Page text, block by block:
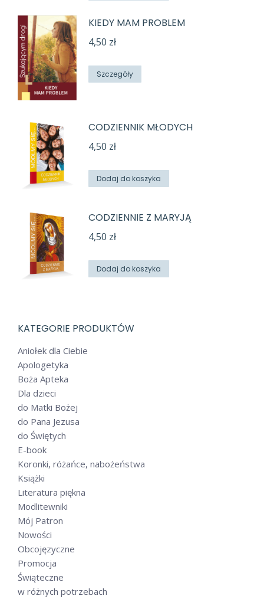
KIEDY MAM PROBLEM
4,50 zł
Szczegóły
CODZIENNIK MŁODYCH
4,50 zł
Dodaj do koszyka
CODZIENNIE Z MARYJĄ
4,50 zł
Dodaj do koszyka
KATEGORIE PRODUKTÓW
Aniołek dla Ciebie
Apologetyka
Boża Apteka
Dla dzieci
do Matki Bożej
do Pana Jezusa
do Świętych
E-book
Koronki, różańce, nabożeństwa
Książki
Literatura piękna
Modlitewniki
Mój Patron
Nowości
Obcojęzyczne
Promocja
Świąteczne
w różnych potrzebach